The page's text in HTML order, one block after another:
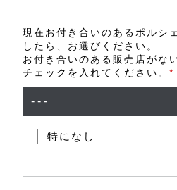
現在お付き合いのあるポルシ
したら、お選びください。
お付き合いのある販売店がな
チェックを入れてください。 *
特になし